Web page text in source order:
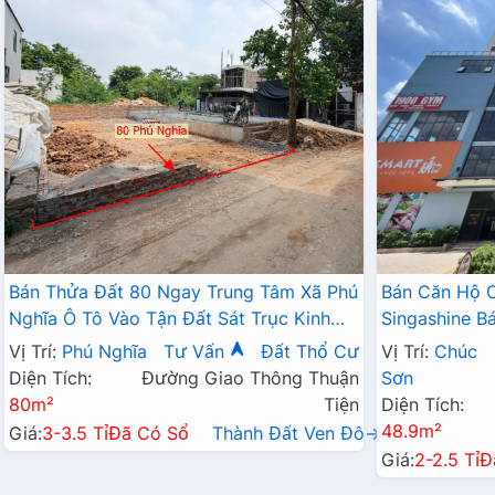
Bán Thửa Đất 80 Ngay Trung Tâm Xã Phú
Nghĩa Ô Tô Vào Tận Đất Sát Trục Kinh
Doanh Gần KCN Phú Nghĩa
Vị Trí: Phú Nghĩa Tư Vấn
Đất Thổ Cư
Diện Tích:
80m²
Đường Giao Thông Thuận
Tiện
Giá:3-3.5 TỉĐã Có Sổ Thành Đất Ven Đô→
Bán Căn Hộ
Singashine
Hợp Cho Hộ
Vị Trí: Chúc
Sơn
Diện Tích:
48.9m²
Giá:2-2.5 Tỉ